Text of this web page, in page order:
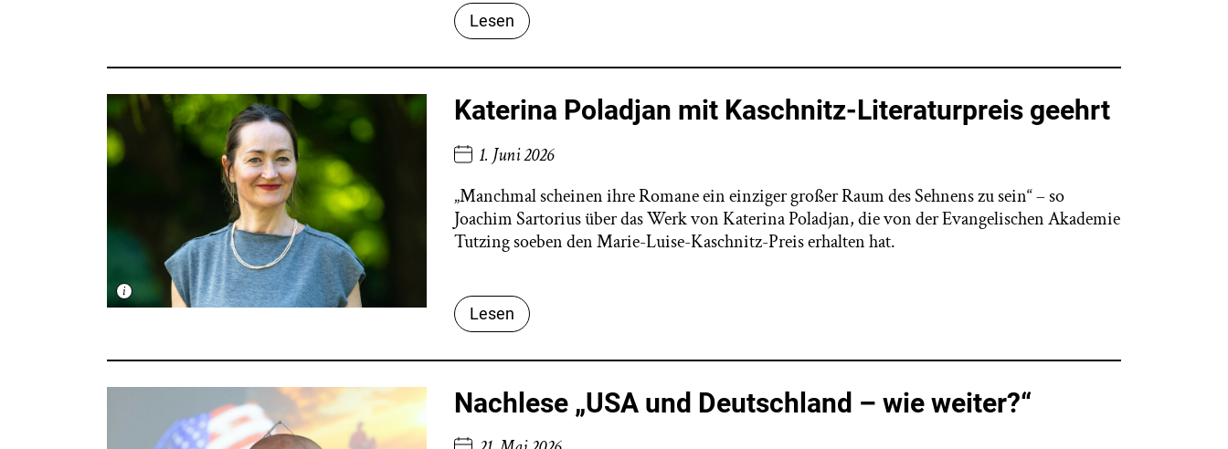
Lesen
Katerina Poladjan mit Kaschnitz-Literaturpreis geehrt
1. Juni 2026
„Manchmal scheinen ihre Romane ein einziger großer Raum des Sehnens zu sein“ – so
Joachim Sartorius über das Werk von Katerina Poladjan, die von der Evangelischen Akademie
Tutzing soeben den Marie-Luise-Kaschnitz-Preis erhalten hat.
Lesen
Nachlese „USA und Deutschland – wie weiter?“